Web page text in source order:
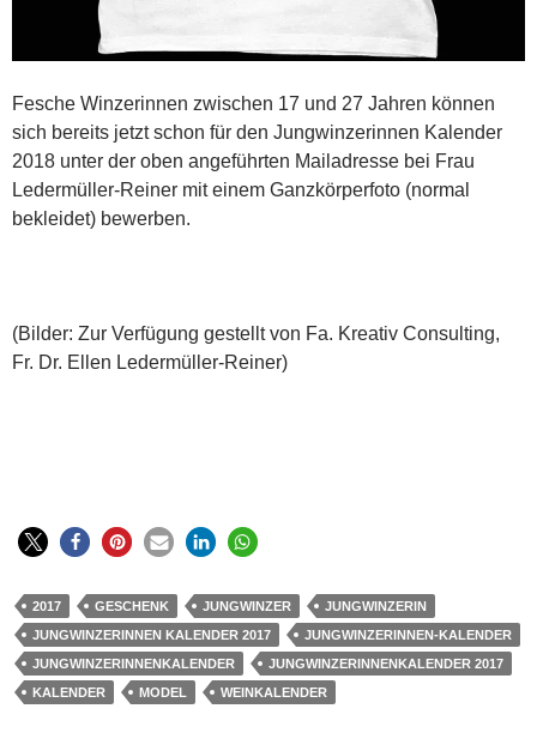
Fesche Winzerinnen zwischen 17 und 27 Jahren können
sich bereits jetzt schon für den Jungwinzerinnen Kalender
2018 unter der oben angeführten Mailadresse bei Frau
Ledermüller-Reiner mit einem Ganzkörperfoto (normal
bekleidet) bewerben.
(Bilder: Zur Verfügung gestellt von Fa. Kreativ Consulting,
Fr. Dr. Ellen Ledermüller-Reiner)
2017 GESCHENK JUNGWINZER
JUNGWINZERIN
JUNGWINZERINNEN KALENDER 2017
JUNGWINZERINNEN-KALENDER
JUNGWINZERINNENKALENDER
JUNGWINZERINNENKALENDER 2017
KALENDER
MODEL WEINKALENDER